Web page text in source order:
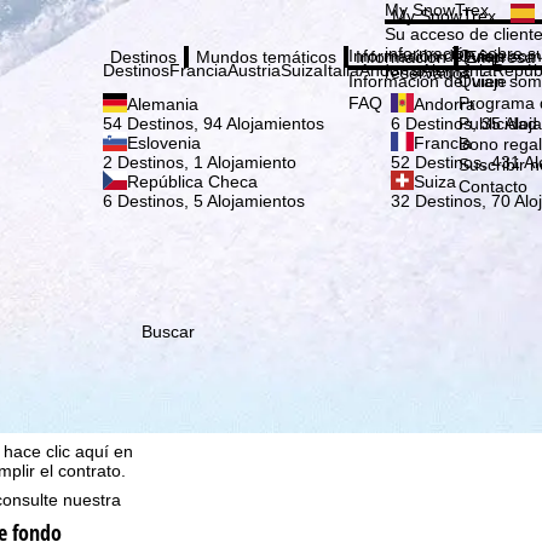
nosotros, TravelTrex
utilizando
ello necesitamos su
datos personales
clic aquí en
el contrato.
nuestra
My SnowTrex
My SnowTrex
Su acceso de
información sobre
reservados.
Destinos
DestinosFranciaAustriaSuizaItaliaAndorraAlemania
Alemania
54 Destinos, 94 Alojamientos
Andorra
6 Destinos, 35
Eslovenia
2 Destinos, 1 Alojamiento
Francia
52 Destinos, 431
República Checa
6 Destinos, 5 Alojamientos
Suiza
32 Destinos, 70
Mundos temáticos Información
Información del viaje
Información del viaje
FAQ
Empresa
Quien
Quien
Programa
Bono
Suscribir
Contacto
Buscar
fondo